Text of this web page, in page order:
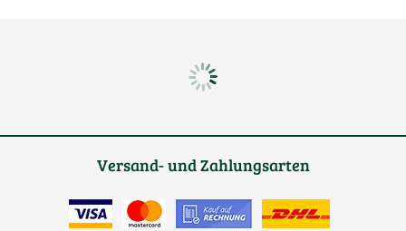
Versand- und Zahlungsarten